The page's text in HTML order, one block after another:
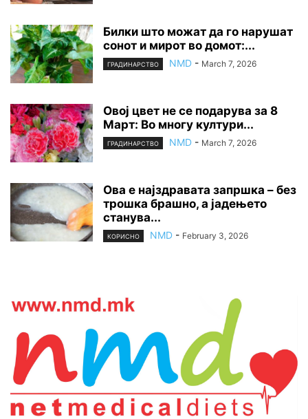
Билки што можат да го нарушат
сонот и мирот во домот:...
ГРАДИНАРСТВО NMD - March 7, 2026
Овој цвет не се подарува за 8
Март: Во многу култури...
ГРАДИНАРСТВО NMD - March 7, 2026
Ова е најздравата запршка – без
трошка брашно, а јадењето
станува...
КОРИСНО NMD - February 3, 2026